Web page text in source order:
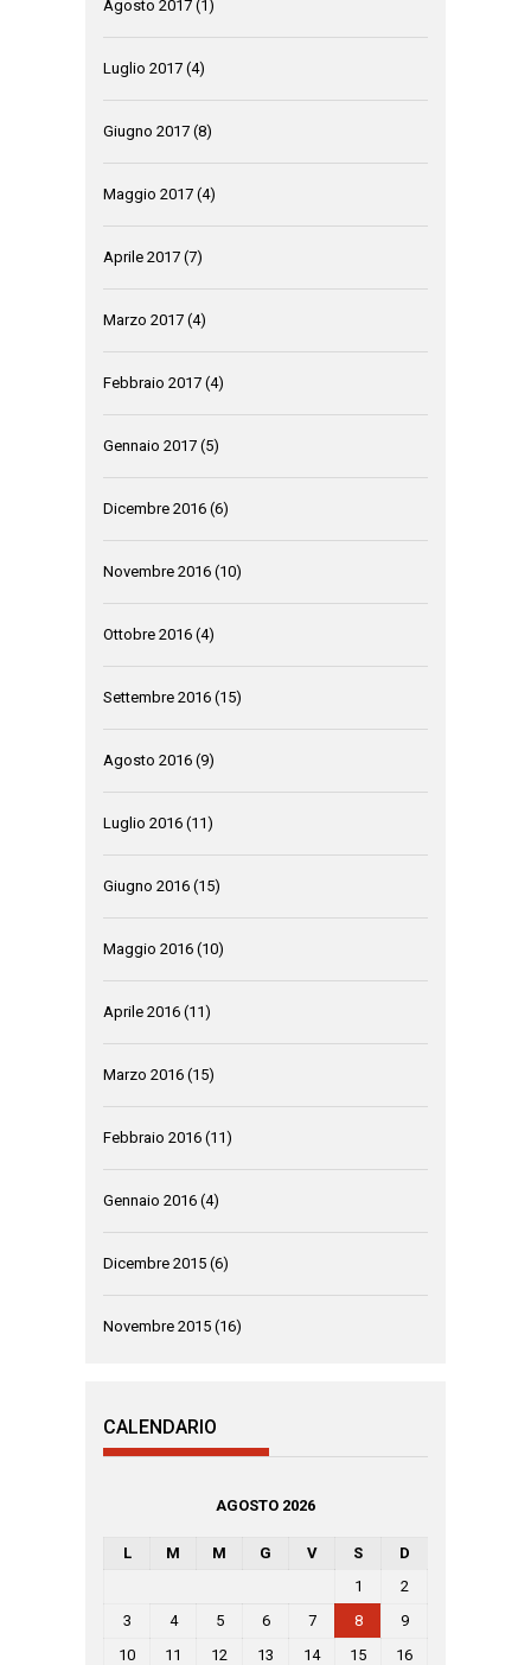
Agosto 2017 (1)
Luglio 2017 (4)
Giugno 2017 (8)
Maggio 2017 (4)
Aprile 2017 (7)
Marzo 2017 (4)
Febbraio 2017 (4)
Gennaio 2017 (5)
Dicembre 2016 (6)
Novembre 2016 (10)
Ottobre 2016 (4)
Settembre 2016 (15)
Agosto 2016 (9)
Luglio 2016 (11)
Giugno 2016 (15)
Maggio 2016 (10)
Aprile 2016 (11)
Marzo 2016 (15)
Febbraio 2016 (11)
Gennaio 2016 (4)
Dicembre 2015 (6)
Novembre 2015 (16)
CALENDARIO
AGOSTO 2026
L M M G V S
D
1
2
3
4 5 6 7 8
9
10
11 12 13 14 15
16